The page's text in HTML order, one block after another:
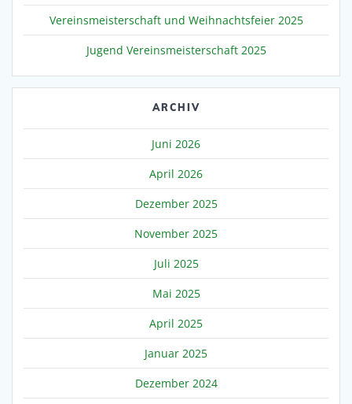
Vereinsmeisterschaft und Weihnachtsfeier 2025
Jugend Vereinsmeisterschaft 2025
ARCHIV
Juni 2026
April 2026
Dezember 2025
November 2025
Juli 2025
Mai 2025
April 2025
Januar 2025
Dezember 2024